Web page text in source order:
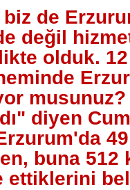
de
değil
olduk. 12
diyen
buna 512
ettiklerini